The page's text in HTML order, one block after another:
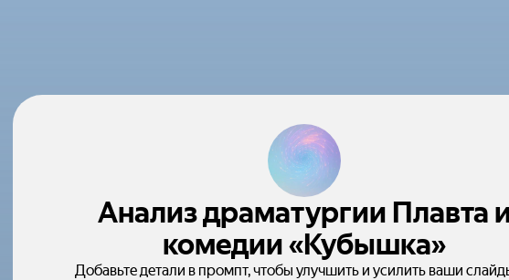
Анализ драматургии Плавта
комедии «Кубышка»
Добавьте детали в промпт, чтобы улучшить и усилить ваши